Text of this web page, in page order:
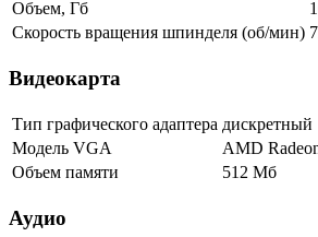
Объем, Гб
Скорость вращения шпинделя (об/мин)
Видеокарта
Тип графического адаптера дискретный
Модель VGA
AMD
Объем памяти
512 Мб
Аудио